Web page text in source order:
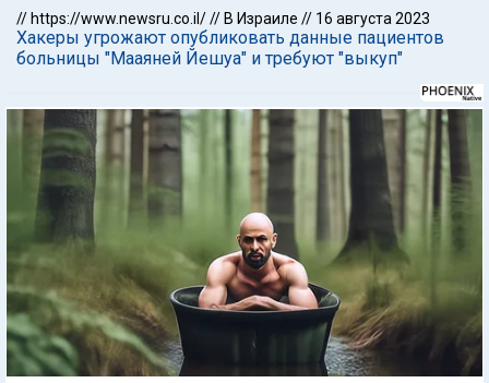
// https://www.newsru.co.il/// В Израиле // 16 августа 2023
Хакеры угрожают опубликовать данные пациентов
больницы "Мааяней Йешуа" и требуют "выкуп"